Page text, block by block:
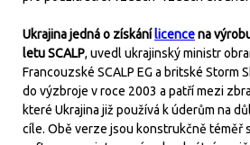
Ukrajina jedná o získánílicencena
letu SCALP, uvedl ukrajinský ministr
Francouzské SCALP EG a britské Storm
do výzbroje v roce 2003 a patří mezi
které Ukrajina již používá k úderům na
cíle. Obě verze jsou konstrukčně téměř